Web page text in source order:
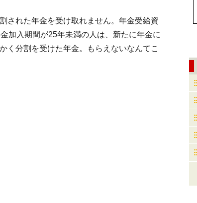
された年金を受け取れません。年金受給資
加入期間が25年未満の人は、新たに年金に
く分割を受けた年金。もらえないなんてこ